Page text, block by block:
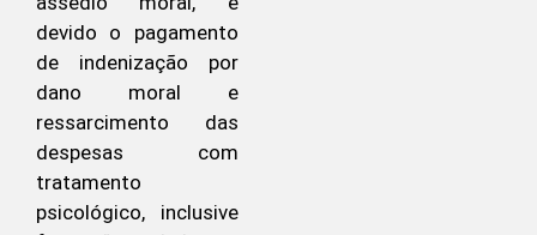
devido o pagamento
de indenização por
dano moral e
ressarcimento das
despesas com
tratamento
psicológico, inclusive